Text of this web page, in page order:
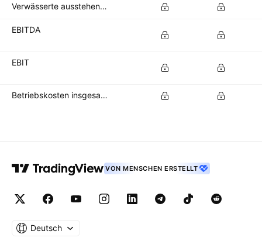
Verwässerte ausstehende Aktien
EBITDA
EBIT
Betriebskosten insgesamt
VON MENSCHEN ERSTELLT
Deutsch